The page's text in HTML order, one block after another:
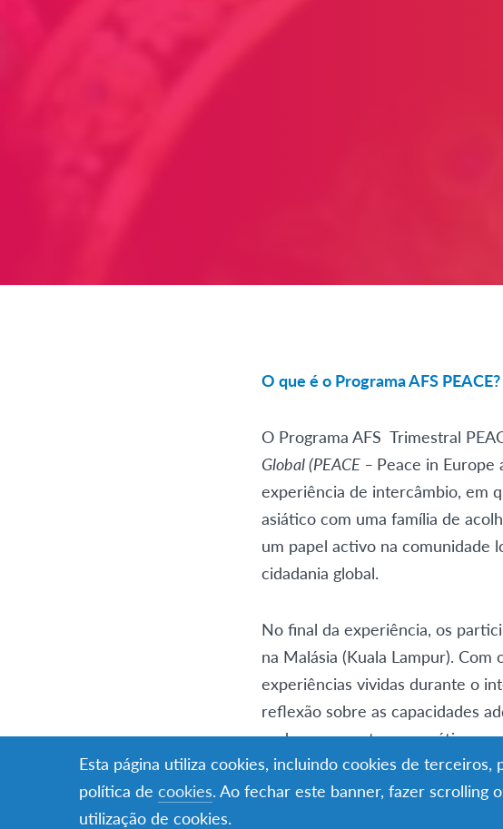
O que é o Programa AFS PEACE?
O Programa AFS Trimestral
Global (PEACE – Peace in Europe
experiência de intercâmbio, em
asiático com uma família de
um papel activo na comunidade
cidadania global.
No final da experiência, os
na Malásia (Kuala Lampur).
experiências vividas durante o
reflexão sobre as capacidades
podem ser postas em prática
origem.
Os conteúdos dos workshops e
Esta página utiliza cookies, incluindo cookies de
política de cookies. Ao fechar este banner, fazer scrolling
utilização de cookies.